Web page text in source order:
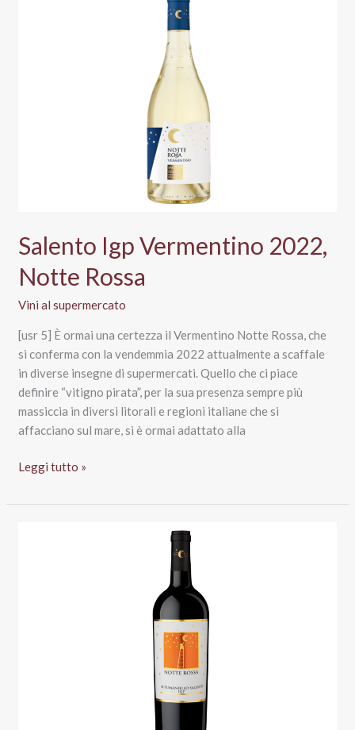
Salento Igp Vermentino 2022,
Notte Rossa
Vini al supermercato
[usr 5] È ormai una certezza il Vermentino Notte Rossa, che
si conferma con la vendemmia 2022 attualmente a scaffale
in diverse insegne di supermercati. Quello che ci piace
definire “vitigno pirata”, per la sua presenza sempre più
massiccia in diversi litorali e regioni italiane che si
affacciano sul mare, si è ormai adattato alla
Salento
Vermentino
Leggi tutto »